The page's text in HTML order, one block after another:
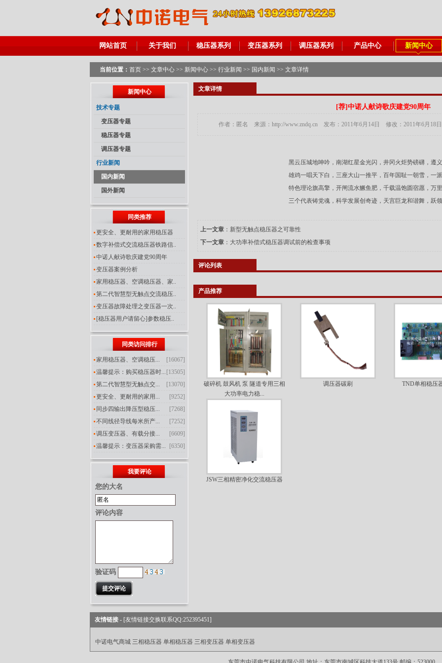
网站首页 关于我们 稳压器系列 变压器系列 调压器系列 产品中心 新闻中心
当前位置： 首页 >> 文章中心 >> 新闻中心 >> 行业新闻 >> 国内新闻 >> 文章详情
新闻中心
技术专题
变压器专题
稳压器专题
调压器专题
行业新闻
国内新闻
国外新闻
同类推荐
更安全、更耐用的家用稳压器
数字补偿式交流稳压器铁路信..
中诺人献诗歌庆建党90周年
变压器案例分析
家用稳压器、空调稳压器、家..
第二代智慧型无触点交流稳压..
变压器故障处理之变压器一次..
[稳压器用户请留心]参数稳压..
同类访问排行
[16067]
家用稳压器、空调稳压...
[13505]
温馨提示：购买稳压器时...
[13070]
第二代智慧型无触点交...
[9252]
更安全、更耐用的家用...
[7268]
同步四输出降压型稳压...
[7252]
不同线径导线每米所产...
[6609]
调压变压器、有载分接...
[6350]
温馨提示：变压器采购需...
我要评论
您的大名
评论内容
验证码
文章详情
[荐] 中诺人献诗歌庆建党90周年
作者：匿名 来源：http://www.zndq.cn 发布：2011年6月14日 修改：2011年6月18
黑云压城地呻吟，南湖红星金光闪，井冈火炬势磅礴，遵
雄鸡一唱天下白，三座大山一推平，百年国耻一朝雪，一
特色理论旗高擎，开闸流水鱖鱼肥，千载温饱圆宿愿，万
三个代表铸党魂，科学发展创奇迹，天宫巨龙和谐舞，跃
上一文章 ： 新型无触点稳压器之可靠性
下一文章 ： 大功率补偿式稳压器调试前的检查事项
评论列表
产品推荐
破碎机 鼓风机 泵 隧道专用三相
大功率电力稳...
调压器碳刷 TND单相稳压
JSW三相精密净化交流稳压器
友情链接 - [友情链接交换联系QQ:252395451]
中诺电气商城 三相稳压器 单相稳压器 三相变压器 单相变压器